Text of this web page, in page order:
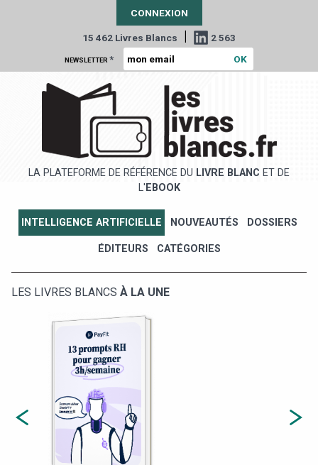
CONNEXION
15 462 Livres Blancs | 2 563
NEWSLETTER *
LA PLATEFORME DE RÉFÉRENCE DU LIVRE BLANC ET DE
L' EBOOK
INTELLIGENCE ARTIFICIELLE NOUVEAUTÉS DOSSIERS
ÉDITEURS CATÉGORIES
LES LIVRES BLANCS À LA UNE